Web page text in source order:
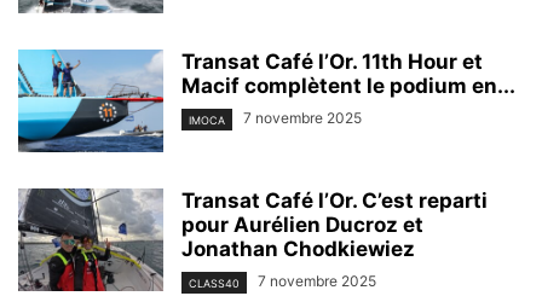
Transat Café l’Or. 11th Hour et
Macif complètent le podium en...
IMOCA 7 novembre 2025
Transat Café l’Or. C’est reparti
pour Aurélien Ducroz et
Jonathan Chodkiewiez
CLASS40 7 novembre 2025